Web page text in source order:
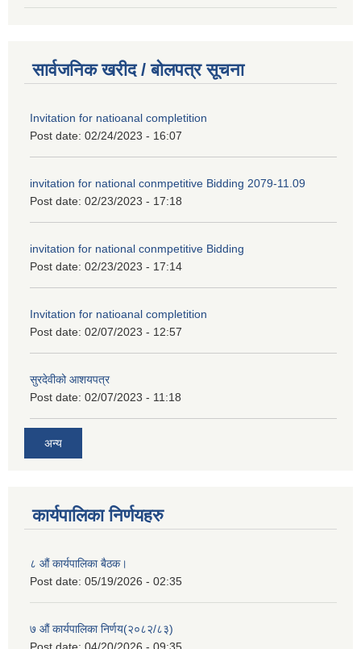
सार्वजनिक खरीद / बोलपत्र सूचना
Invitation for natioanal completition
Post date: 02/24/2023 - 16:07
invitation for national conmpetitive Bidding 2079-11.09
Post date: 02/23/2023 - 17:18
invitation for national conmpetitive Bidding
Post date: 02/23/2023 - 17:14
Invitation for natioanal completition
Post date: 02/07/2023 - 12:57
सुरदेवीको आशयपत्र
Post date: 02/07/2023 - 11:18
अन्य
कार्यपालिका निर्णयहरु
८ औं कार्यपालिका बैठक।
Post date: 05/19/2026 - 02:35
७ औं कार्यपालिका निर्णय(२०८२/८३)